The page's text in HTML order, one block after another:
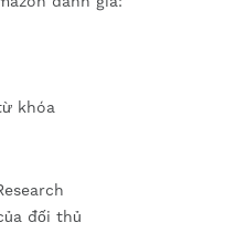
khóa
đối thủ